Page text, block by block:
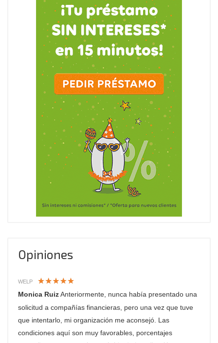
Opiniones
WELP
Monica RuizAnteriormente, nunca había presentado una
solicitud a compañías financieras, pero una vez que tuve
que intentarlo, mi organización me aconsejó. Las
condiciones aquí son muy favorables, porcentajes